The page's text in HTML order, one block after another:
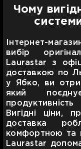
Чому
Інтернет-
вибір
Laurastar з
доставкою по
у Ябко, ви
який поєднує
Вигідні ціни,
доставка
комфортною та
Laurastar